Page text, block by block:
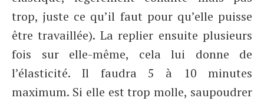
trop, juste ce qu’il faut pour qu’elle puisse
être travaillée). La replier ensuite plusieurs
fois sur elle-même, cela lui donne de
l’élasticité. Il faudra 5 à 10 minutes
maximum. Si elle est trop molle, saupoudrer